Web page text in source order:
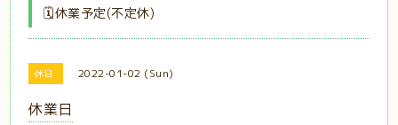
🗓️休業予定(不定休)
休日 2022-01-02 (Sun)
休業日